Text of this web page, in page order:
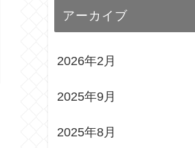
アーカイブ
2026年2月
2025年9月
2025年8月